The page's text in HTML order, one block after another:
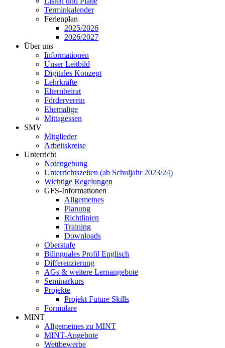
Terminkalender
Ferienplan
2025/2026
2026/2027
Über uns
Informationen
Unser Leitbild
Digitales Konzept
Lehrkräfte
Elternbeirat
Förderverein
Ehemalige
Mittagessen
SMV
Mitglieder
Arbeitskreise
Unterricht
Notengebung
Unterrichtszeiten (ab Schuljahr 2023/24)
Wichtige Regelungen
GFS-Informationen
Allgemeines
Planung
Richtlinien
Training
Downloads
Oberstufe
Bilinguales Profil Englisch
Differenzierung
AGs & weitere Lernangebote
Seminarkurs
Projekte
Projekt Future Skills
Formulare
MINT
Allgemeines zu MINT
MINT-Angebote
Wettbewerbe